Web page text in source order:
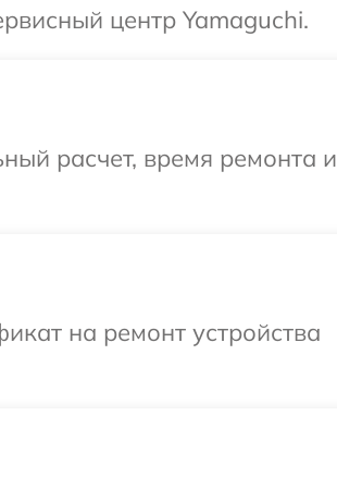
центр Yamaguchi.
расчет, время ремонта и
на ремонт устройства